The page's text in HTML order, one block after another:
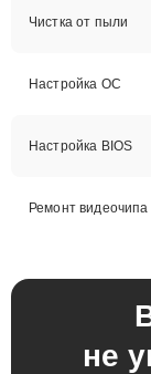
Чистка от пыли
Настройка ОС
Настройка BIOS
Ремонт видеочипа
не